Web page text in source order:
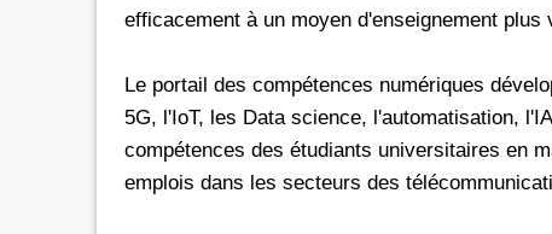
efficacement à un moyen d'enseignement plus
Le portail des compétences numériques
5G, l'IoT, les Data science, l'automatisation,
compétences des étudiants universitaires en
emplois dans les secteurs des